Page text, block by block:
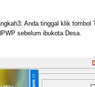
Anda tinggal klik tombol
sebelum ibukota Desa.